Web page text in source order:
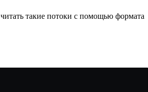
такие потоки с помощью формата